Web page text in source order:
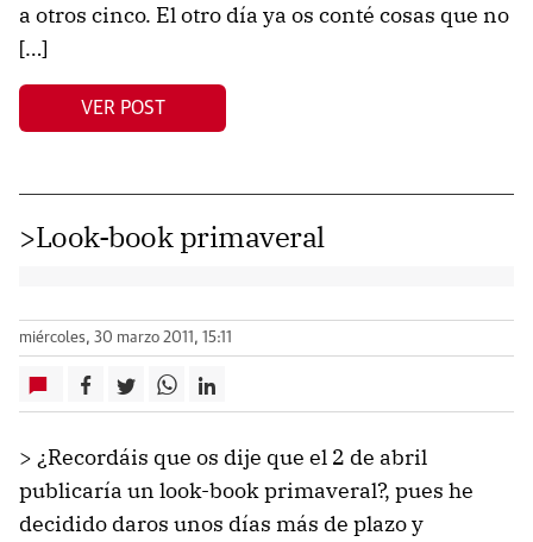
a otros cinco. El otro día ya os conté cosas que no
[…]
VER POST
>Look-book primaveral
miércoles, 30 marzo 2011, 15:11
> ¿Recordáis que os dije que el 2 de abril
publicaría un look-book primaveral?, pues he
decidido daros unos días más de plazo y